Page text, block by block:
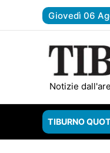
Giovedì 06
Notizie
ROMA –
TIBURNO